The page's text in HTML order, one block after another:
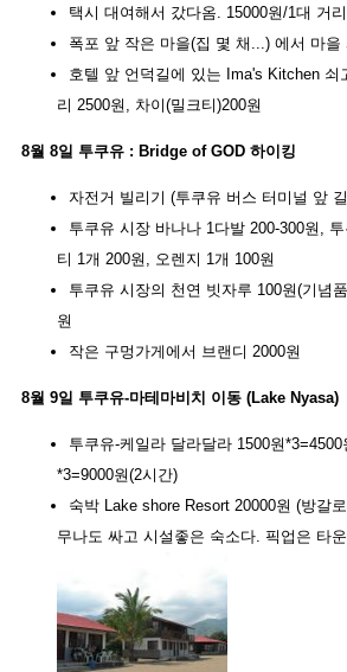
택시 대여해서 갔다옴. 15000원/1대 거
폭포 앞 작은 마을(집 몇 채...) 에서 마
호텔 앞 언덕길에 있는 Ima's Kitchen
리 2500원, 차이(밀크티)200원
8월 8일 투쿠유 : Bridge of GOD 하이킹
자전거 빌리기 (투쿠유 버스 터미널 앞
투쿠유 시장 바나나 1다발 200-300원,
티 1개 200원, 오렌지 1개 100원
투쿠유 시장의 천연 빗자루 100원(기념
원
작은 구멍가게에서 브랜디 2000원
8월 9일 투쿠유-마테마비치 이동 (Lake Nyasa)
투쿠유-케일라 달라달라 1500원
*3=9000원(2시간)
숙박 Lake shore Resort 20000원 (방갈
무나도 싸고 시설좋은 숙소다. 픽업은 타